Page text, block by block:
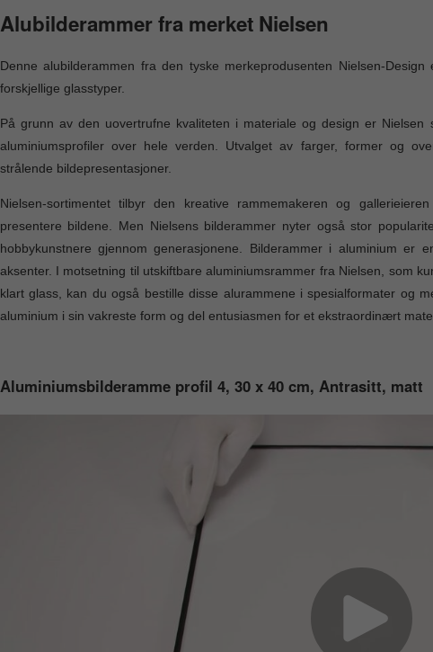
Alubilderammer fra merket Nielsen
Denne alubilderammen fra den tyske merkeprodusenten Nielsen-
forskjellige glasstyper.
På grunn av den uovertrufne kvaliteten i materiale og design er Nielsen
aluminiumsprofiler over hele verden. Utvalget av farger, former og
strålende bildepresentasjoner.
Nielsen-sortimentet tilbyr den kreative rammemakeren og
presentere bildene. Men Nielsens bilderammer nyter også stor
hobbykunstnere gjennom generasjonene. Bilderammer i aluminium er
aksenter. I motsetning til utskiftbare aluminiumsrammer fra Nielsen, som
klart glass, kan du også bestille disse alurammene i spesialformater og
aluminium i sin vakreste form og del entusiasmen for et ekstraordinært
Aluminiumsbilderamme profil 4, 30 x 40 cm, Antrasitt, matt